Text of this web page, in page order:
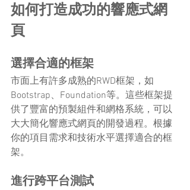
如何打造成功的響應式網
頁
選擇合適的框架
市面上有許多成熟的RWD框架，如
Bootstrap、Foundation等。這些框架提
供了豐富的預製組件和網格系統，可以
大大簡化響應式網頁的開發過程。根據
你的項目需求和技術水平選擇適合的框
架。
進行跨平台測試